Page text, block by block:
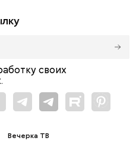
своих
Вечерка ТВ